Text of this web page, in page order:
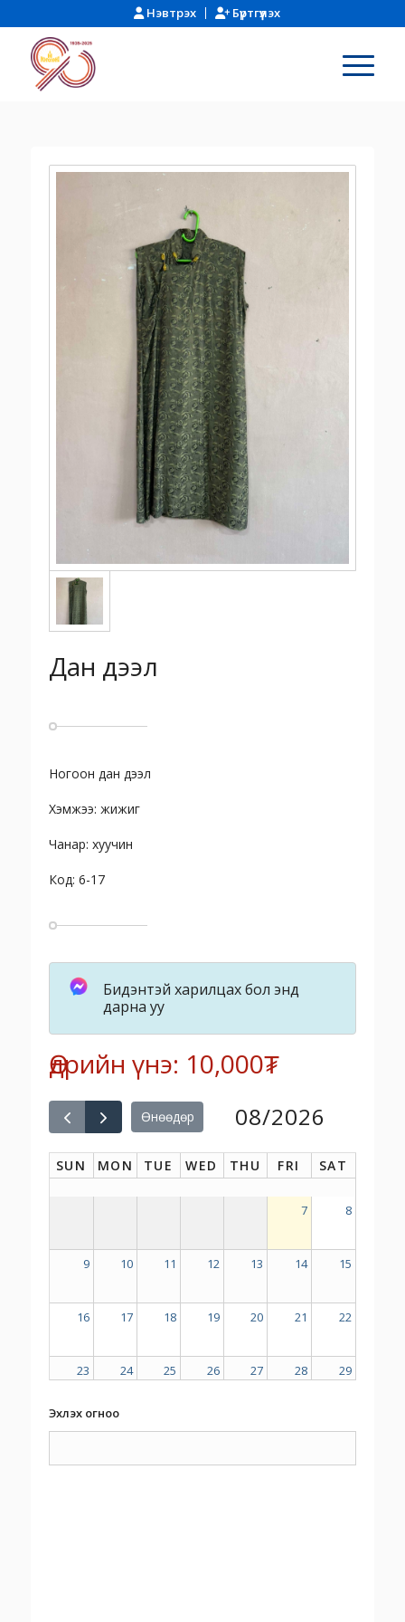
Нэвтрэх Бүртгүүлэх
Дан дээл
Ногоон дан дээл
Хэмжээ: жижиг
Чанар: хуучин
Код: 6-17
Бидэнтэй харилцах бол энд
дарна уу
Өдрийн үнэ: 10,000₮
Өнөөдөр 08/2026
SUN MON TUE WED THU FRI SAT
7 8
9 10 11 12 13 14 15
16 17 18 19 20 21 22
23 24 25 26 27 28 29
Эхлэх огноо